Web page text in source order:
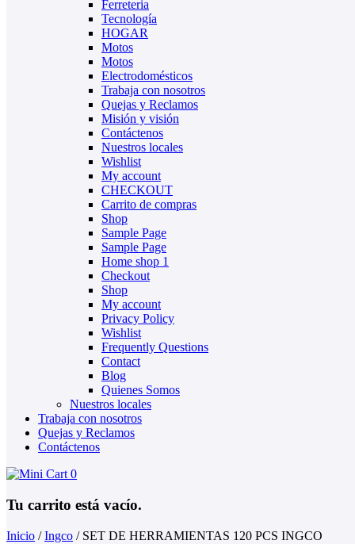
Ferreteria
Tecnología
HOGAR
Motos
Motos
Electrodomésticos
Trabaja con nosotros
Quejas y Reclamos
Misión y visión
Contáctenos
Nuestros locales
Wishlist
My account
CHECKOUT
Carrito de compras
Shop
Sample Page
Sample Page
Home shop 1
Checkout
Shop
My account
Privacy Policy
Wishlist
Frequently Questions
Contact
Blog
Quienes Somos
Nuestros locales
Trabaja con nosotros
Quejas y Reclamos
Contáctenos
0
Tu carrito está vacío.
Inicio / Ingco /SET DE HERRAMIENTAS 120 PCS INGCO